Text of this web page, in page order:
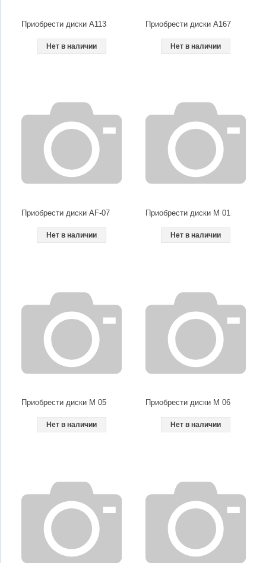
Приобрести диски A113
Нет в наличии
Приобрести диски A167
Нет в наличии
Приобрести диски AF-07
Нет в наличии
Приобрести диски M 01
Нет в наличии
Приобрести диски M 05
Нет в наличии
Приобрести диски M 06
Нет в наличии